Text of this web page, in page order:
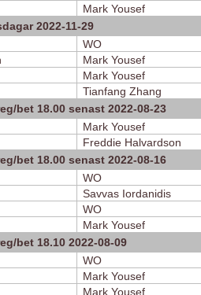
Mark Yousef
2022-11-29
WO
Mark Yousef
Mark Yousef
Tianfang Zhang
bet 18.00 senast 2022-08-23
Mark Yousef
Freddie Halvardson
bet 18.00 senast 2022-08-16
WO
Savvas Iordanidis
WO
Mark Yousef
bet 18.10 2022-08-09
WO
Mark Yousef
Mark Yousef